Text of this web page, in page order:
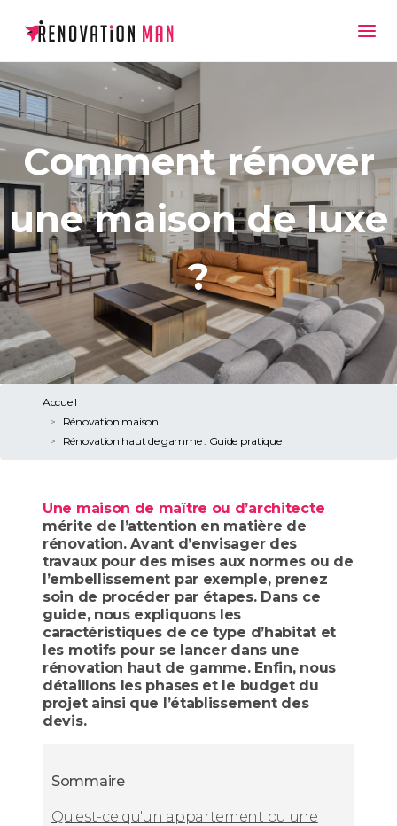
Comment rénover
une maison de luxe
?
Accueil
Rénovation maison
Rénovation haut de gamme : Guide pratique
Une maison de maître ou d’architecte
mérite de l’attention en matière de
rénovation. Avant d’envisager des
travaux pour des mises aux normes ou de
l’embellissement par exemple, prenez
soin de procéder par étapes. Dans ce
guide, nous expliquons les
caractéristiques de ce type d’habitat et
les motifs pour se lancer dans une
rénovation haut de gamme. Enfin, nous
détaillons les phases et le budget du
projet ainsi que l’établissement des
devis.
Sommaire
Qu'est-ce qu'un appartement ou une